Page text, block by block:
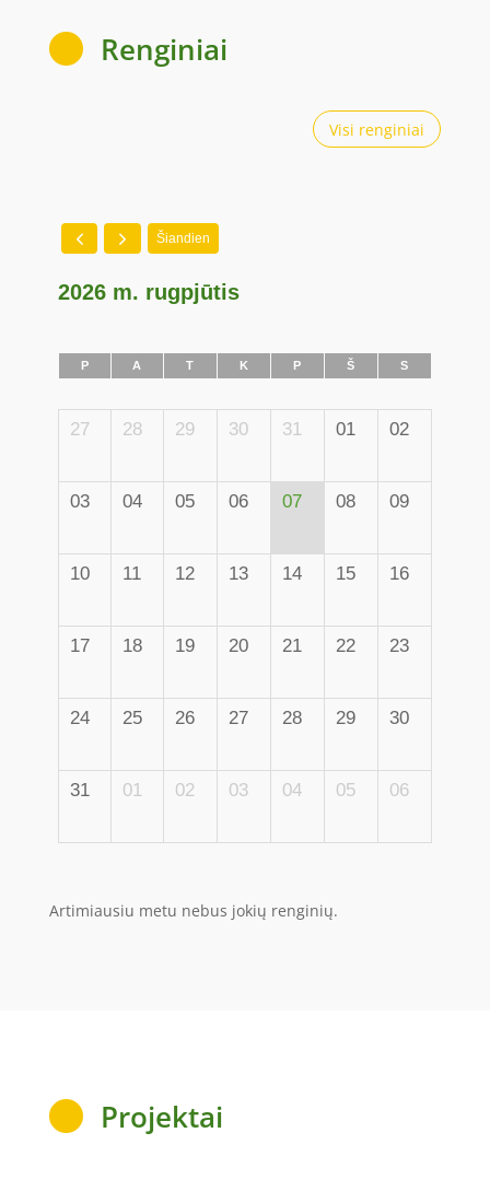
 Renginiai
Visi renginiai
Šiandien
2026 m. rugpjūtis
P A T K P Š S
27 28 29 30 31 01 02
03 04 05 06 07 08 09
10 11 12 13 14 15 16
17 18 19 20 21 22 23
24 25 26 27 28 29 30
31 01 02 03 04 05 06
Artimiausiu metu nebus jokių renginių.
 Projektai